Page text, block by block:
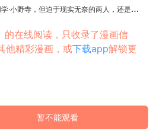
·小野寺，但迫于现实无奈的两人，还是心
在线阅读，只收录了漫画信
他精彩漫画，或下载app解锁更
暂不能观看